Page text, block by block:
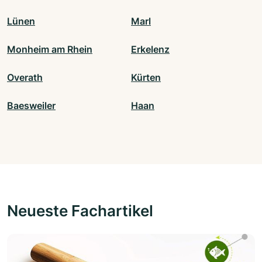
Lünen Marl
Monheim am Rhein Erkelenz
Overath Kürten
Baesweiler Haan
Neueste Fachartikel